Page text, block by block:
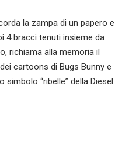
la zampa di un papero e
4 bracci tenuti insieme da
richiama alla memoria il
cartoons di Bugs Bunny e
“ribelle” della Diesel